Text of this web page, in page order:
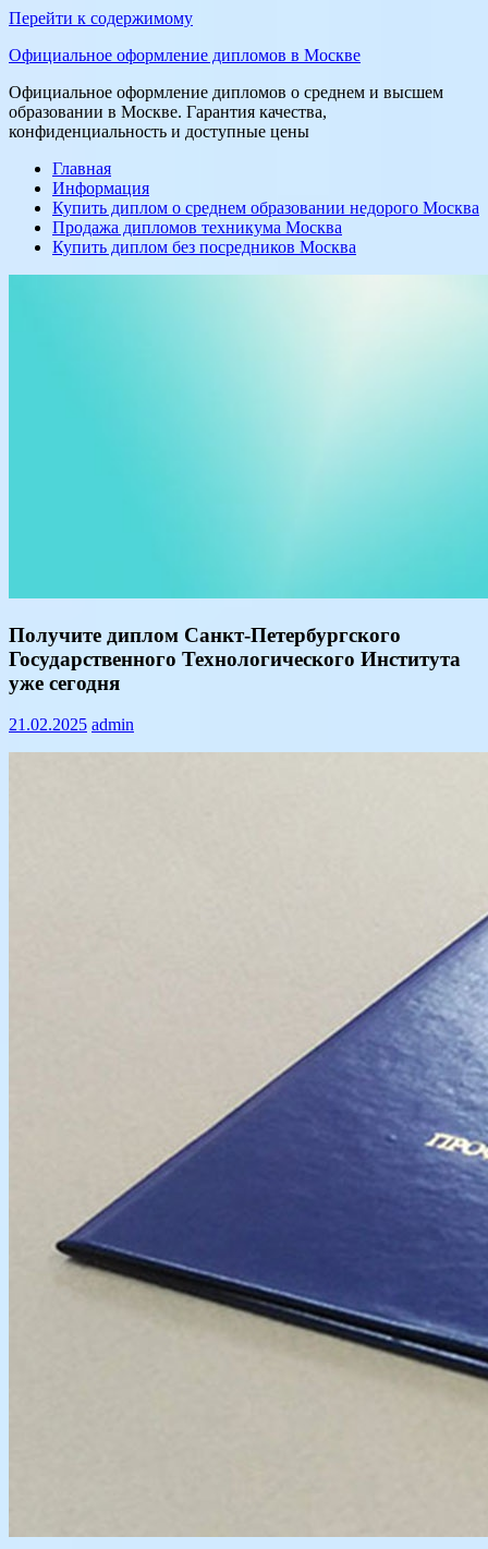
Перейти к содержимому
Официальное оформление дипломов в Москве
Официальное оформление дипломов о среднем и высшем
образовании в Москве. Гарантия качества,
конфиденциальность и доступные цены
Главная
Информация
Купить диплом о среднем образовании недорого Москва
Продажа дипломов техникума Москва
Купить диплом без посредников Москва
Информация
Получите диплом Санкт-Петербургского
Государственного Технологического Института
уже сегодня
21.02.2025 admin